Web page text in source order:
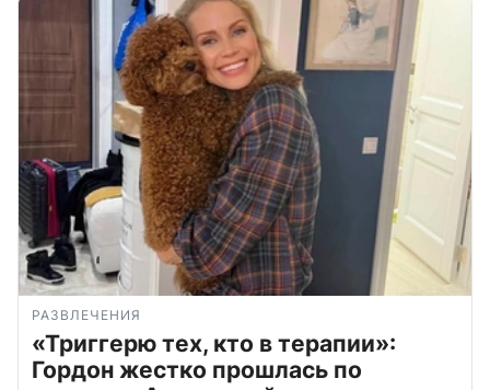
РАЗВЛЕЧЕНИЯ
«Триггерю тех, кто в терапии»:
Гордон жестко прошлась по